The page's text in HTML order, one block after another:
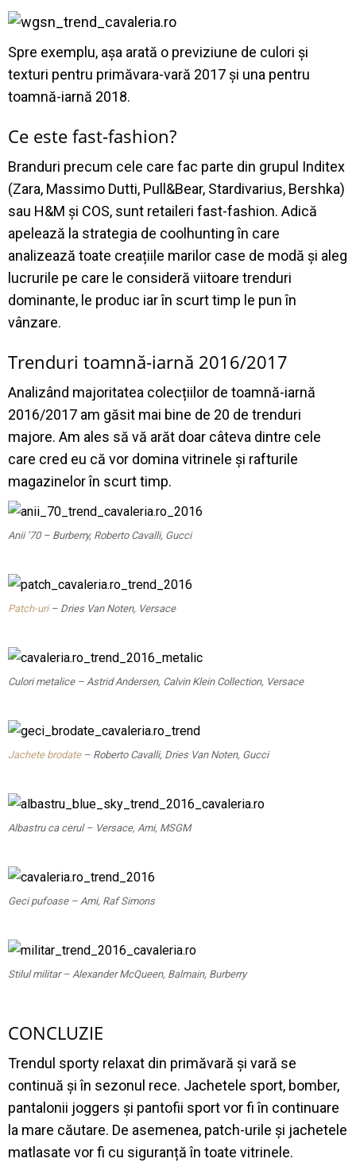
Spre exemplu, așa arată o previziune de culori și
texturi pentru primăvara-vară 2017 și una pentru
toamnă-iarnă 2018.
Ce este fast-fashion?
Branduri precum cele care fac parte din grupul Inditex
(Zara, Massimo Dutti, Pull&Bear, Stardivarius, Bershka)
sau H&M și COS, sunt retaileri fast-fashion. Adică
apelează la strategia de coolhunting în care
analizează toate creațiile marilor case de modă și aleg
lucrurile pe care le consideră viitoare trenduri
dominante, le produc iar în scurt timp le pun în
vânzare.
Trenduri toamnă-iarnă 2016/2017
Analizând majoritatea colecțiilor de toamnă-iarnă
2016/2017 am găsit mai bine de 20 de trenduri
majore. Am ales să vă arăt doar câteva dintre cele
care cred eu că vor domina vitrinele și rafturile
magazinelor în scurt timp.
Anii ’70 – Burberry, Roberto Cavalli, Gucci
Patch-uri– Dries Van Noten, Versace
Culori metalice – Astrid Andersen, Calvin Klein Collection, Versace
Jachete brodate– Roberto Cavalli, Dries Van Noten, Gucci
Albastru ca cerul – Versace, Ami, MSGM
Geci pufoase – Ami, Raf Simons
Stilul militar – Alexander McQueen, Balmain, Burberry
CONCLUZIE
Trendul sporty relaxat din primăvară și vară se
continuă și în sezonul rece. Jachetele sport, bomber,
pantalonii joggers și pantofii sport vor fi în continuare
la mare căutare. De asemenea, patch-urile și jachetele
matlasate vor fi cu siguranță în toate vitrinele.